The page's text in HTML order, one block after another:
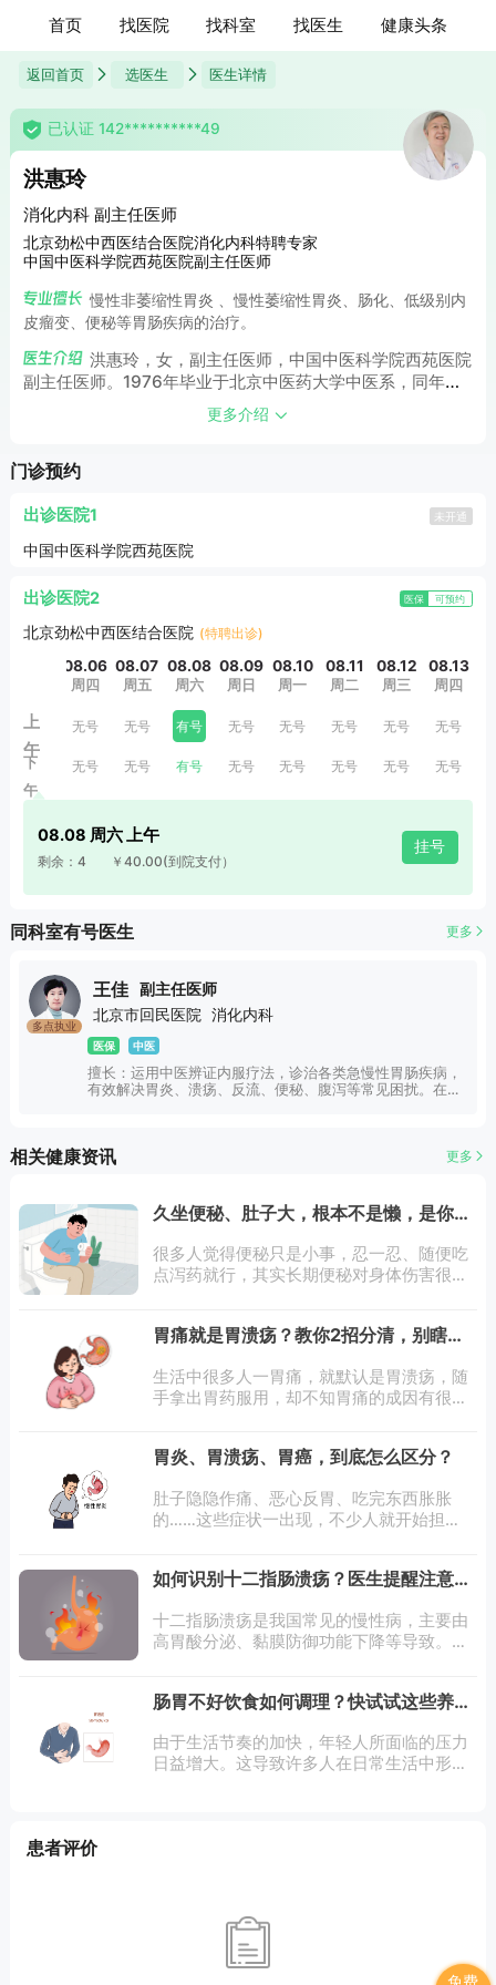
首页 找医院 找科室 找医生 健康头条
返回首页 选医生 医生详情
已认证 142**********49
洪惠玲
消化内科 副主任医师
北京劲松中西医结合医院消化内科特聘专家
中国中医科学院西苑医院副主任医师
慢性非萎缩性胃炎 、慢性萎缩性胃炎、肠化、低级别内
皮瘤变、便秘等胃肠疾病的治疗。
洪惠玲，女，副主任医师，中国中医科学院西苑医院
副主任医师。1976年毕业于北京中医药大学中医系，同年分
配到中国中医科学院西苑医院从事临床工作至今。从医四十余
年来，积累了丰富的临床经验，对于萎缩和肠化的逆转、低级
比较满意的效果。
更多介绍
门诊预约
出诊医院1 未开通
中国中医科学院西苑医院
出诊医院2 医保 可预约
北京劲松中西医结合医院 (特聘出诊)
上
午
下
午
08.06
周四
无号
无号
08.07
周五
无号
无号
08.08
周六
有号
有号
08.09
周日
无号
无号
08.10
周一
无号
无号
08.11
周二
无号
无号
08.12
周三
无号
无号
08.13
周四
无号
无号
08.08 周六 上午
剩余：4 ￥40.00(到院支付）
挂号
同科室有号医生 更多
多点执业
王佳
副主任医师
北京市回民医院
消化内科
医保 中医
擅长：运用中医辨证内服疗法，诊治各类急慢性胃肠疾病，
有效解决胃炎、溃疡、反流、便秘、腹泻等常见困扰。在脾
妇、产妇不接诊）
相关健康资讯 更多
久坐便秘、肚子大，根本不是懒，是你这
很多人觉得便秘只是小事，忍一忍、随便吃
点泻药就行，其实长期便秘对身体伤害很
几点：每周排便少于3次；大便干
胃痛就是胃溃疡？教你2招分清，别瞎吃
生活中很多人一胃痛，就默认是胃溃疡，随
手拿出胃药服用，却不知胃痛的成因有很
与胃溃疡的疼痛特点、伴随症状有明显区别
胃炎、胃溃疡、胃癌，到底怎么区分？
肚子隐隐作痛、恶心反胃、吃完东西胀胀
的……这些症状一出现，不少人就开始担
先看症状。胃炎就像胃在“闹脾气”，吃不对
如何识别十二指肠溃疡？医生提醒注意这
十二指肠溃疡是我国常见的慢性病，主要由
高胃酸分泌、黏膜防御功能下降等导致。胃
因素。此病各年龄段均可发病，部分患者有
肠胃不好饮食如何调理？快试试这些养胃
由于生活节奏的加快，年轻人所面临的压力
日益增大。这导致许多人在日常生活中形成
患者评价
免费